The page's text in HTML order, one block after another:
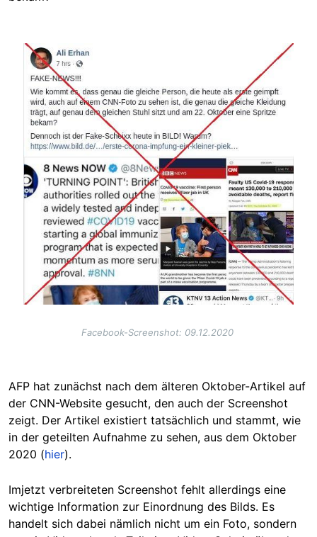
Image
Facebook-Screenshot: 09.12.2020
AFP hat zunächst nach dem älteren Oktober-Artikel auf
der CNN-Website gesucht, den auch der Screenshot
zeigt. Der Artikel existiert tatsächlich und stammt, wie
in der geteilten Aufnahme zu sehen, aus dem Oktober
2020 (hier).
Imjetzt verbreiteten Screenshot fehlt allerdings eine
wichtige Information zur Einordnung des Bilds. Es
handelt sich dabei nämlich nicht um ein Foto, sondern